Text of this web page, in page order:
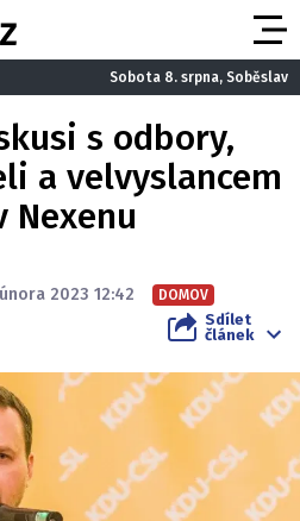
Sobota 8. srpna, Soběslav
s odbory,
a velvyslancem
Nexenu
2023 12:42 DOMOV
Sdílet
článek